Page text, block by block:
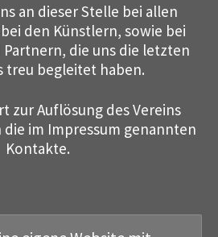
an dieser Stelle bei allen
den Künstlern, sowie bei
die uns die letzten
treu begleitet haben.
zur Auflösung des Vereins
im Impressum genannten
Kontakte.